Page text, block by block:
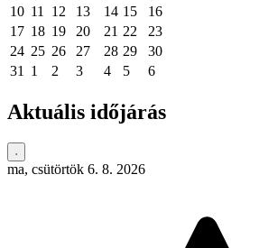
10 11 12 13 14 15
16
17 18 19 20 21 22
23
24 25 26 27 28 29
30
31
1 2 3 4 5 6
Aktuális időjárás
ma, csütörtök 6. 8. 2026